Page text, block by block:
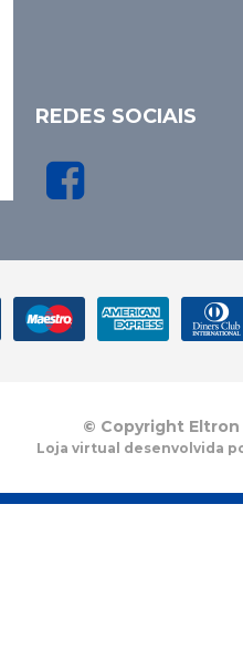
REDES SOCIAIS
© Copyright Eltron
Loja virtual desenvolvida